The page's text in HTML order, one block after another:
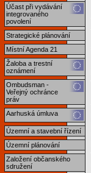
Účast při vydávání
integrovaného
povolení
Strategické plánování
Místní Agenda 21
Žaloba a trestní
oznámení
Ombudsman -
Veřejný ochránce
práv
Aarhuská úmluva
Územní a stavební řízení
Územní plánování
Založení občanského
sdružení